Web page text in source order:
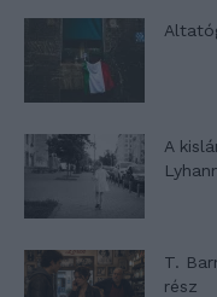
A
T.
rész